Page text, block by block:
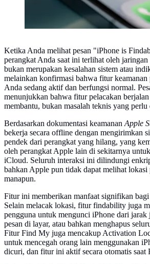
Ketika Anda melihat pesan "iPhone is
perangkat Anda saat ini terlihat oleh
bukan merupakan kesalahan sistem atau
melainkan konfirmasi bahwa fitur keamanan
Anda sedang aktif dan berfungsi normal.
menunjukkan bahwa fitur pelacakan
membantu, bukan masalah teknis yang
Berdasarkan dokumentasi keamanan Apple
bekerja secara offline dengan mengirimkan
pendek dari perangkat yang hilang, yang
oleh perangkat Apple lain di sekitarnya
iCloud. Seluruh interaksi ini dilindungi
bahkan Apple pun tidak dapat melihat
manapun.
Fitur ini memberikan manfaat signifikan bagi
Selain melacak lokasi, fitur findability juga
pengguna untuk mengunci iPhone dari jarak
pesan di layar, atau bahkan menghapus
Fitur Find My juga mencakup Activation
untuk mencegah orang lain menggunakan
dicuri, dan fitur ini aktif secara otomatis